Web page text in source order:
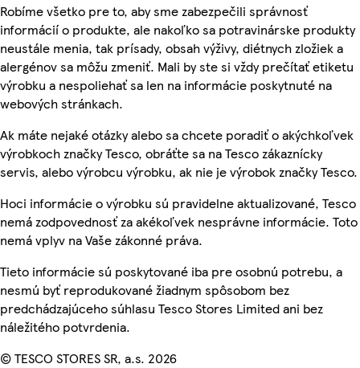
Robíme všetko pre to, aby sme zabezpečili správnosť
informácií o produkte, ale nakoľko sa potravinárske produkty
neustále menia, tak prísady, obsah výživy, diétnych zložiek a
alergénov sa môžu zmeniť. Mali by ste si vždy prečítať etiketu
výrobku a nespoliehať sa len na informácie poskytnuté na
webových stránkach.
Ak máte nejaké otázky alebo sa chcete poradiť o akýchkoľvek
výrobkoch značky Tesco, obráťte sa na Tesco zákaznícky
servis, alebo výrobcu výrobku, ak nie je výrobok značky Tesco.
Hoci informácie o výrobku sú pravidelne aktualizované, Tesco
nemá zodpovednosť za akékoľvek nesprávne informácie. Toto
nemá vplyv na Vaše zákonné práva.
Tieto informácie sú poskytované iba pre osobnú potrebu, a
nesmú byť reprodukované žiadnym spôsobom bez
predchádzajúceho súhlasu Tesco Stores Limited ani bez
náležitého potvrdenia.
© TESCO STORES SR, a.s. 2026